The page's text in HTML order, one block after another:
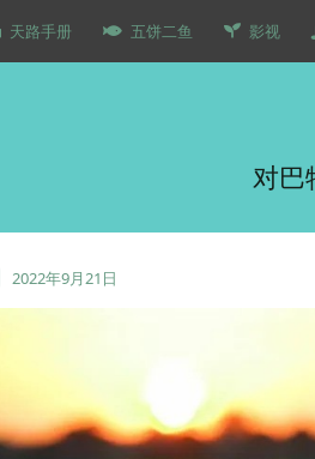
天路手册 五饼二鱼 影视
对巴
2022年9月21日